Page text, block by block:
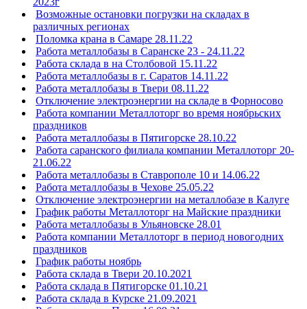
Возможные остановки погрузки на складах в
различных регионах
Поломка крана в Самаре 28.11.22
Работа металлобазы в Саранске 23 - 24.11.22
Работа склада в на Столбовой 15.11.22
Работа металлобазы в г. Саратов 14.11.22
Работа металлобазы в Твери 08.11.22
Отключение электроэнергии на складе в Форносово
Работа компании Металлоторг во время ноябрьских
праздников
Работа металлобазы в Пятигорске 28.10.22
Работа саранского филиала компании Металлоторг 20-
21.06.22
Работа металлобазы в Ставрополе 10 и 14.06.22
Работа металлобазы в Чехове 25.05.22
Отключение электроэнергии на металлобазе в Калуге
График работы Металлоторг на Майские праздники
Работа металлобазы в Ульяновске 28.01
Работа компании Металлоторг в период новогодних
праздников
График работы ноябрь
Работа склада в Твери 20.10.2021
Работа склада в Пятигорске 01.10.21
Работа склада в Курске 21.09.2021